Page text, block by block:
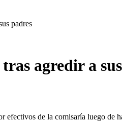
padres
agredir a
efectivos de la comisaría luego de